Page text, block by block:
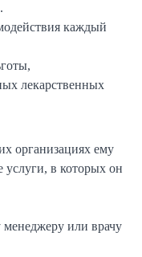
каждый
лекарственных
организациях ему
услуги, в которых он
менеджеру или врачу